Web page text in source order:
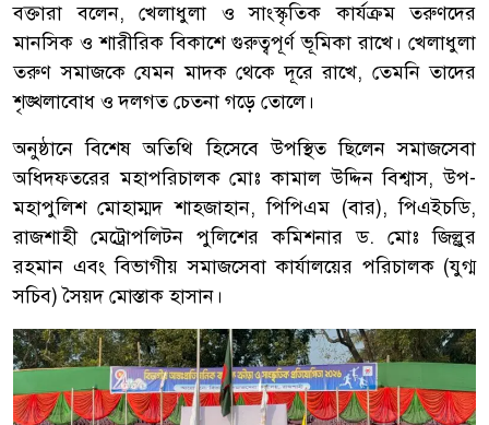
বক্তারা বলেন, খেলাধুলা ও সাংস্কৃতিক কার্যক্রম তরুণদের
মানসিক ও শারীরিক বিকাশে গুরুত্বপূর্ণ ভূমিকা রাখে। খেলাধুলা
তরুণ সমাজকে যেমন মাদক থেকে দূরে রাখে, তেমনি তাদের
শৃঙ্খলাবোধ ও দলগত চেতনা গড়ে তোলে।
অনুষ্ঠানে বিশেষ অতিথি হিসেবে উপস্থিত ছিলেন সমাজসেবা
অধিদফতরের মহাপরিচালক মোঃ কামাল উদ্দিন বিশ্বাস, উপ-
মহাপুলিশ মোহাম্মদ শাহজাহান, পিপিএম (বার), পিএইচডি,
রাজশাহী মেট্রোপলিটন পুলিশের কমিশনার ড. মোঃ জিল্লুর
রহমান এবং বিভাগীয় সমাজসেবা কার্যালয়ের পরিচালক (যুগ্ম
সচিব) সৈয়দ মোস্তাক হাসান।